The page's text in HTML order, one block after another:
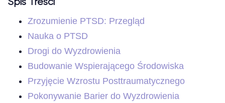
Zrozumienie PTSD: Przegląd
Nauka o PTSD
Drogi do Wyzdrowienia
Budowanie Wspierającego Środowiska
Przyjęcie Wzrostu Posttraumatycznego
Pokonywanie Barier do Wyzdrowienia